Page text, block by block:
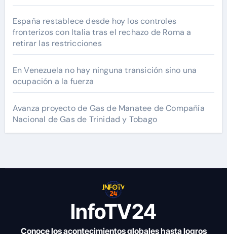
España restablece desde hoy los controles
fronterizos con Italia tras el rechazo de Roma a
retirar las restricciones
En Venezuela no hay ninguna transición sino una
ocupación a la fuerza
Avanza proyecto de Gas de Manatee de Compañía
Nacional de Gas de Trinidad y Tobago
InfoTV24
Conoce los acontecimientos globales hasta logros